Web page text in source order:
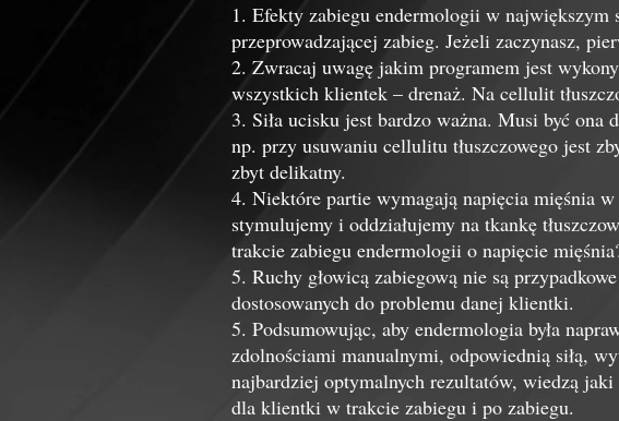
1. Efekty zabiegu endermologii w
przeprowadzającej zabieg. Jeżeli zaczynasz,
2. Zwracaj uwagę jakim programem jest
wszystkich klientek – drenaż. Na cellulit
3. Siła ucisku jest bardzo ważna. Musi być ona
np. przy usuwaniu cellulitu tłuszczowego jest
zbyt delikatny.
4. Niektóre partie wymagają napięcia mięśnia
stymulujemy i oddziałujemy na tkankę
trakcie zabiegu endermologii o napięcie
5. Ruchy głowicą zabiegową nie są
dostosowanych do problemu danej klientki.
5. Podsumowując, aby endermologia była
zdolnościami manualnymi, odpowiednią siłą,
najbardziej optymalnych rezultatów, wiedzą
dla klientki w trakcie zabiegu i po zabiegu.